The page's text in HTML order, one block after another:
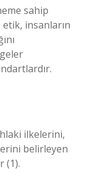
sahip
insanların
ilkelerini,
belirleyen
(1).